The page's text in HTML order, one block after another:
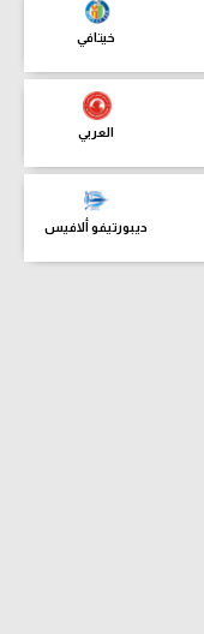
خيتافي
العربي
ديبورتيفو ألافيس